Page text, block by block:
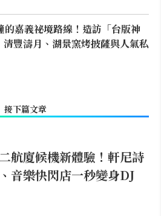
的嘉義祕境路線！造訪「台版神
清豐濤月、湖景窯烤披薩與人氣私
接下篇文章
航廈候機新體驗！軒尼詩
音樂快閃店一秒變身DJ